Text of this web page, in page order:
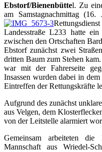
Ebstorf/Bienenbüttel. Zu
am Samstagnachmittag
Landesstraße L233 hatte
zwischen den Ortschaften
Ebstorf zunächst zwei
dritten Baum zum Stehen
war mit der Fahrerseite
Insassen wurden dabei in
Eintreffen der Rettungskräfte
Aufgrund des zunächst
aus Velgen, dem
von der Leitstelle alarmiert
Gemeinsam arbeiteten
Mannschaft aus Wriedel-